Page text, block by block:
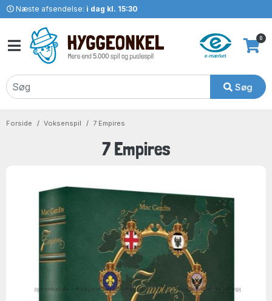
Næste afsendelse: i dag kl. 15:30
Søg
0
Forside Voksenspil 7 Empires
7 Empires